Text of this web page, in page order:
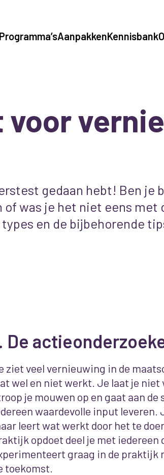
Programma’sAanpakkenKennisbank
voor
gedaan hebt! Ben je
was je het niet eens met
en de bijbehorende
De
ziet veel vernieuwing in de
wel en niet werkt. Je laat je
je mouwen op en gaat aan
waardevolle input
leert wat werkt door het te
opdoet deel je met iedereen
graag in de praktijk
toekomst.